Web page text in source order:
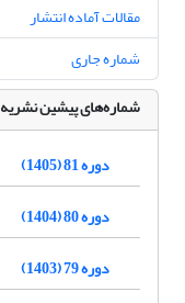
مقالات آماده انتشار
شماره جاری
شماره‌های پیشین نشریه
دوره 81 (1405)
دوره 80 (1404)
دوره 79 (1403)